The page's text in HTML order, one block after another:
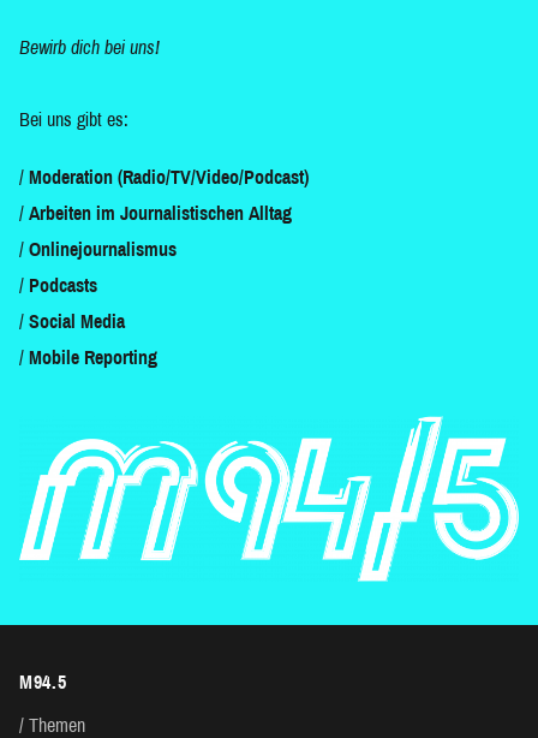
Bewirb dich bei uns!
Bei uns gibt es:
Moderation (Radio/TV/Video/Podcast)
Arbeiten im Journalistischen Alltag
Onlinejournalismus
Podcasts
Social Media
Mobile Reporting
M94.5
Themen